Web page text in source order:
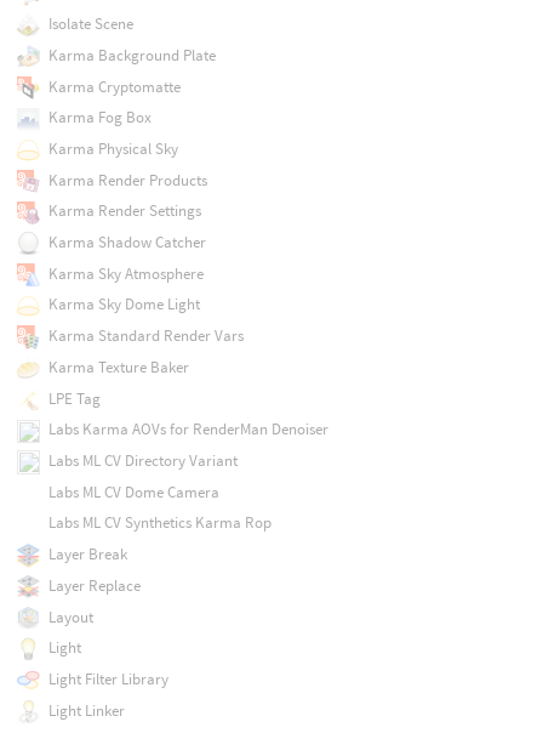
Isolate Scene
Karma Background Plate
Karma Cryptomatte
Karma Fog Box
Karma Physical Sky
Karma Render Products
Karma Render Settings
Karma Shadow Catcher
Karma Sky Atmosphere
Karma Sky Dome Light
Karma Standard Render Vars
Karma Texture Baker
LPE Tag
Labs Karma AOVs for RenderMan Denoiser
Labs ML CV Directory Variant
Labs ML CV Dome Camera
Labs ML CV Synthetics Karma Rop
Layer Break
Layer Replace
Layout
Light
Light Filter Library
Light Linker